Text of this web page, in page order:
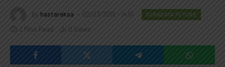
By hastareksa 02/03/2019 - 14:51 SURABAYA FUTURE
2 Mins Read 0 Views